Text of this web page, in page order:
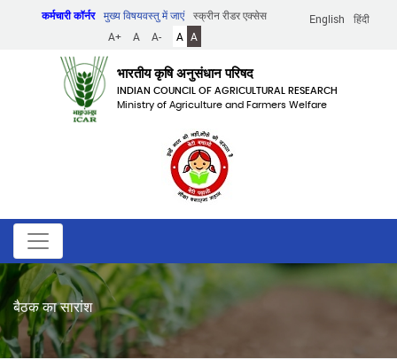
English हिंदी
कर्मचारी कॉर्नर मुख्य विषयवस्तु में जाएं
स्क्रीन रीडर एक्सेस
A+
A A- A A
भारतीय कृषि अनुसंधान परिषद
INDIAN COUNCIL OF AGRICULTURAL RESEARCH
Ministry of Agriculture and Farmers Welfare
बैठक का सारांश